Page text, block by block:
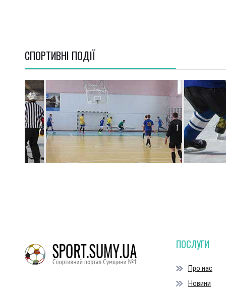
СПОРТИВНI ПОДІЇ
ПОСЛУГИ
Про нас
Новини